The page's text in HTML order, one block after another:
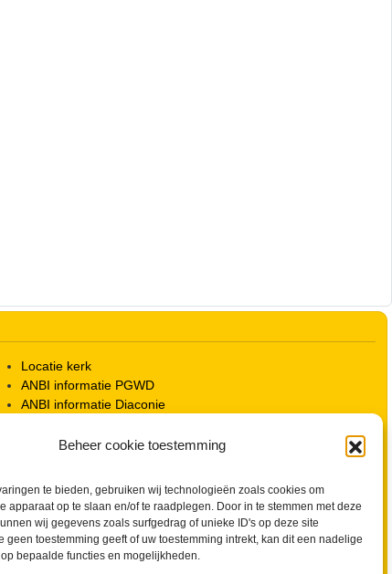
Beheer cookie toestemming
te bieden, gebruiken wij technologieën zoals cookies om
apparaat op te slaan en/of te raadplegen. Door in te stemmen met deze
wij gegevens zoals surfgedrag of unieke ID's op deze site
geen toestemming geeft of uw toestemming intrekt, kan dit een nadelige
bepaalde functies en mogelijkheden.
Locatie kerk
ANBI informatie PGWD
ANBI informatie Diaconie
Info Kerkelijke gebouwen / koster
Privacy
Streaming Protocol
Cookiebeleid (EU)
Zoeken